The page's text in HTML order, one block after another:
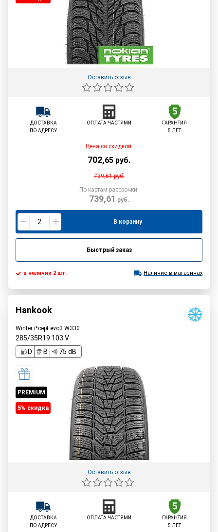
Оставить отзыв
ДОСТАВКА
ПО АДРЕСУ
ОПЛАТА ЧАСТЯМИ
ГАРАНТИЯ
5 ЛЕТ
Цена со скидкой:
702,65 руб.
739,61руб.
По картам рассрочки:
739,61 руб.
В корзину
Быстрый заказ
в наличии 2 шт. Наличие в магазинах
Hankook
Winter i*cept evo3 W330
285/35R19 103 V
D
B 75 dB
PREMIUM
5% cкидка
Оставить отзыв
ДОСТАВКА
ПО АДРЕСУ
ОПЛАТА ЧАСТЯМИ
ГАРАНТИЯ
5 ЛЕТ